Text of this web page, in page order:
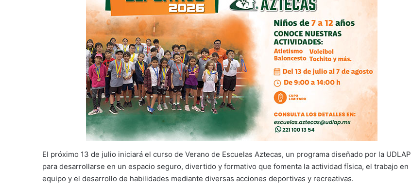
El próximo 13 de julio iniciará el curso de Verano de Escuelas Aztecas, un programa diseñado por la UDLAP
para desarrollarse en un espacio seguro, divertido y formativo que fomenta la actividad física, el trabajo en
equipo y el desarrollo de habilidades mediante diversas acciones deportivas y recreativas.